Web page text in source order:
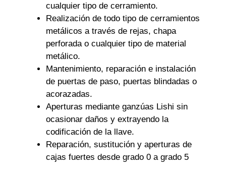
cualquier tipo de cerramiento.
Realización de todo tipo de cerramientos
metálicos a través de rejas, chapa
perforada o cualquier tipo de material
metálico.
Mantenimiento, reparación e instalación
de puertas de paso, puertas blindadas o
acorazadas.
Aperturas mediante ganzúas Lishi sin
ocasionar daños y extrayendo la
codificación de la llave.
Reparación, sustitución y aperturas de
cajas fuertes desde grado 0 a grado 5